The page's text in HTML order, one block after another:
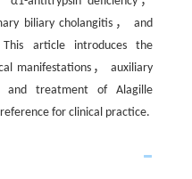
biliary cholangitis， and
This article introduces the
manifestations， auxiliary
treatment of Alagille
for clinical practice.